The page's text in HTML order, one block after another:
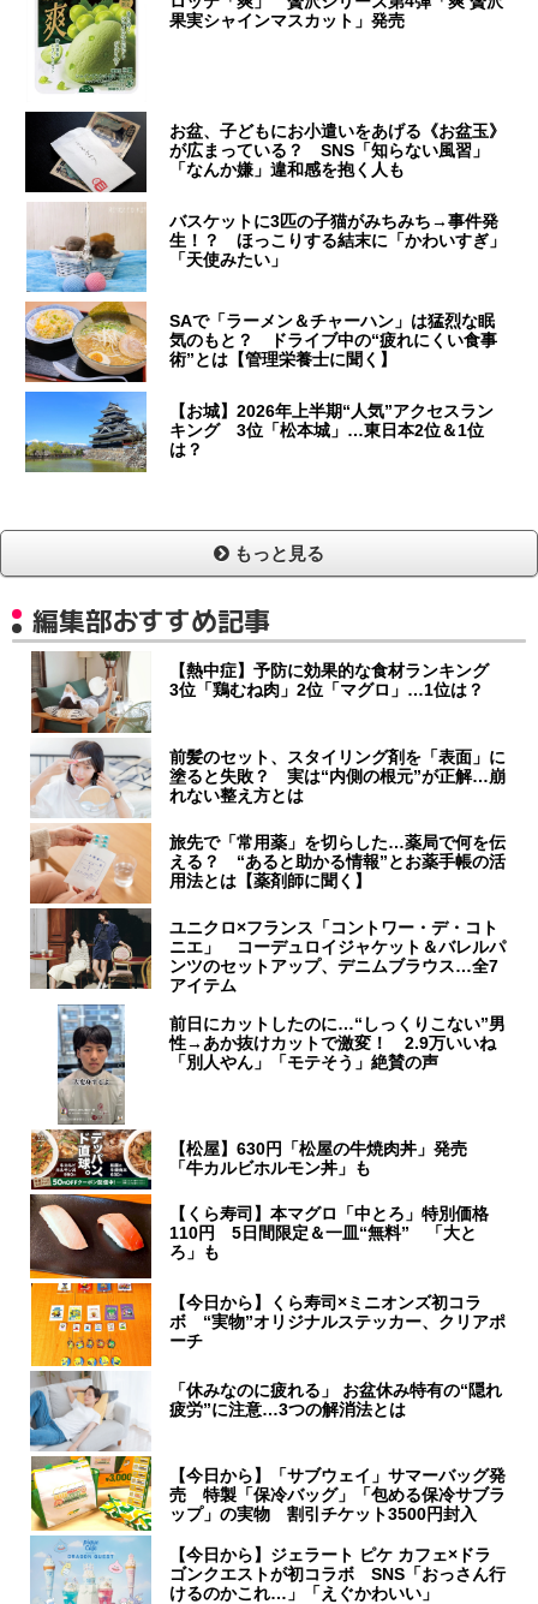
果実シャインマスカット」発売
お盆、子どもにお小遣いをあげる《お盆玉》
が広まっている？ SNS「知らない風習」
「なんか嫌」違和感を抱く人も
バスケットに3匹の子猫がみちみち→事件発
生！？ ほっこりする結末に「かわいすぎ」
「天使みたい」
SAで「ラーメン＆チャーハン」は猛烈な眠
気のもと？ ドライブ中の“疲れにくい食事
術”とは【管理栄養士に聞く】
【お城】2026年上半期“人気”アクセスラン
キング 3位「松本城」…東日本2位＆1位
は？
もっと見る
編集部おすすめ記事
【熱中症】予防に効果的な食材ランキング
3位「鶏むね肉」2位「マグロ」…1位は？
前髪のセット、スタイリング剤を「表面」に
塗ると失敗？ 実は“内側の根元”が正解…崩
れない整え方とは
旅先で「常用薬」を切らした…薬局で何を伝
える？ “あると助かる情報”とお薬手帳の活
用法とは【薬剤師に聞く】
ユニクロ×フランス「コントワー・デ・コト
ニエ」 コーデュロイジャケット＆バレルパ
ンツのセットアップ、デニムブラウス…全7
アイテム
前日にカットしたのに…“しっくりこない”男
性→あか抜けカットで激変！ 2.9万いいね
「別人やん」「モテそう」絶賛の声
【松屋】630円「松屋の牛焼肉丼」発売
「牛カルビホルモン丼」も
【くら寿司】本マグロ「中とろ」特別価格
110円 5日間限定＆一皿“無料” 「大と
ろ」も
【今日から】くら寿司×ミニオンズ初コラ
ボ “実物”オリジナルステッカー、クリアポ
ーチ
「休みなのに疲れる」 お盆休み特有の“隠れ
疲労”に注意…3つの解消法とは
【今日から】「サブウェイ」サマーバッグ発
売 特製「保冷バッグ」「包める保冷サブラ
ップ」の実物 割引チケット3500円封入
【今日から】ジェラート ピケ カフェ×ドラ
ゴンクエストが初コラボ SNS「おっさん行
けるのかこれ…」「えぐかわいい」